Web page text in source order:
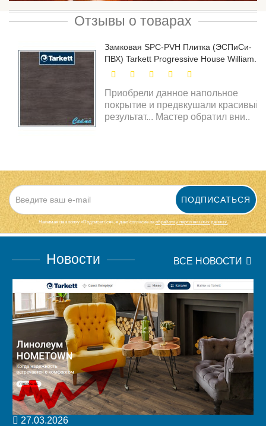
Отзывы о товарах
Замковая SPC-PVH Плитка (ЭСПиСи-
ПВХ) Tarkett Progressive House William...
Приобрели данное напольное
покрытие и предвкушали красивый
результат... Мастер обратил вни..
ПОДПИСАТЬСЯ
Нажимая на кнопку «Подписаться», я даю cогласие на обработку персональных данных.
Новости ВСЕ НОВОСТИ
27.03.2026